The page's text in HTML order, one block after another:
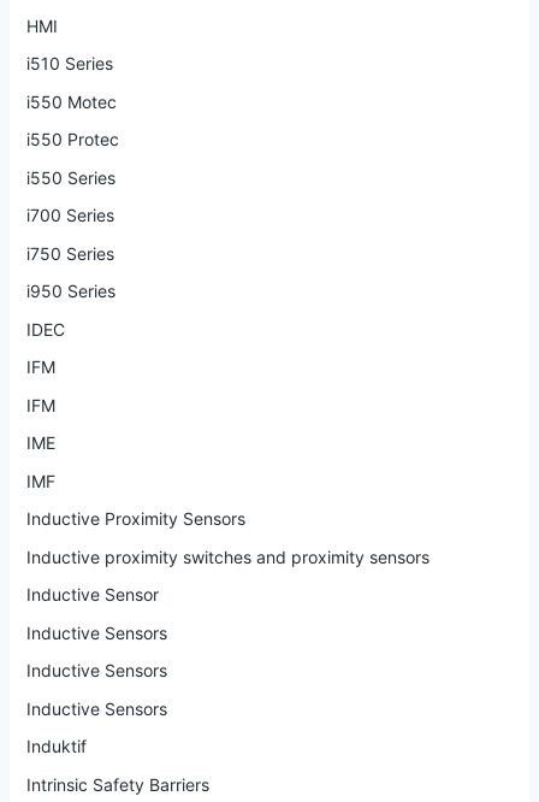
HMI
i510 Series
i550 Motec
i550 Protec
i550 Series
i700 Series
i750 Series
i950 Series
IDEC
IFM
IFM
IME
IMF
Inductive Proximity Sensors
Inductive proximity switches and proximity sensors
Inductive Sensor
Inductive Sensors
Inductive Sensors
Inductive Sensors
Induktif
Intrinsic Safety Barriers